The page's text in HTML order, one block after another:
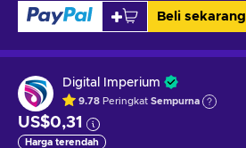
Beli sekarang
Digital Imperium
9.78 Peringkat Sempurna
US$0,31
Harga terendah